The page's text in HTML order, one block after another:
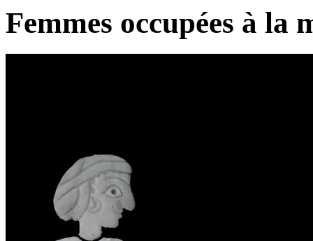
Femmes occupées à la